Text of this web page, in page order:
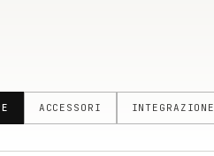
ACCESSORI INTEGRAZIONE